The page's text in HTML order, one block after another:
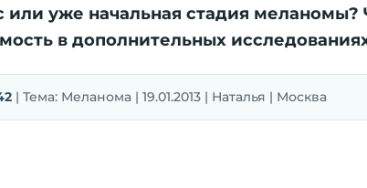
или уже начальная стадия
в дополнительных
| Тема: Меланома | 19.01.2013 | Наталья | Москва